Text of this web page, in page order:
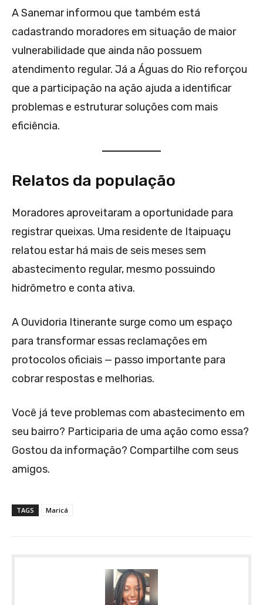
A Sanemar informou que também está
cadastrando moradores em situação de maior
vulnerabilidade que ainda não possuem
atendimento regular. Já a Águas do Rio reforçou
que a participação na ação ajuda a identificar
problemas e estruturar soluções com mais
eficiência.
Relatos da população
Moradores aproveitaram a oportunidade para
registrar queixas. Uma residente de Itaipuaçu
relatou estar há mais de seis meses sem
abastecimento regular, mesmo possuindo
hidrômetro e conta ativa.
A Ouvidoria Itinerante surge como um espaço
para transformar essas reclamações em
protocolos oficiais — passo importante para
cobrar respostas e melhorias.
Você já teve problemas com abastecimento em
seu bairro? Participaria de uma ação como essa?
Gostou da informação? Compartilhe com seus
amigos.
TAGS Maricá